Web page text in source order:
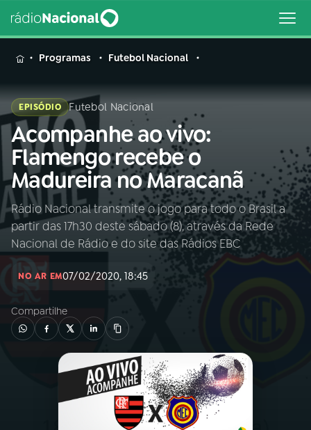
MENU
Buscar
na
Rádio
Nacional
Buscar
AO VIVO
01INÍCIO
PROGRAMAS
Programas Futebol Nacional
EPISÓDIO Futebol Nacional
Acompanhe ao vivo:
Flamengo recebe o
Madureira no Maracanã
Rádio Nacional transmite o jogo para todo o Brasil a
partir das 17h30 deste sábado (8), através da Rede
Nacional de Rádio e do site das Rádios EBC
NO AR EM07/02/2020, 18:45
Compartilhe